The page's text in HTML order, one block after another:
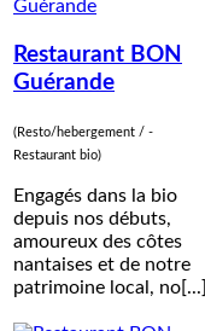
Restaurant BON
Guérande
(Resto/hebergement / -
Restaurant bio)
Engagés dans la bio
depuis nos débuts,
amoureux des côtes
nantaises et de notre
patrimoine local, no[...]